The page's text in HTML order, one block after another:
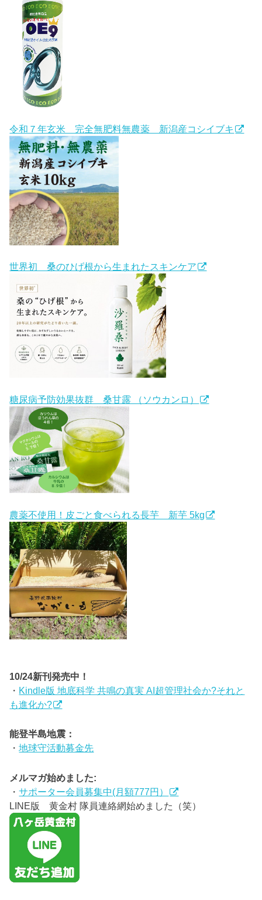
令和７年玄米 完全無肥料無農薬 新潟産コシイブキ
世界初 桑のひげ根から生まれたスキンケア
糖尿病予防効果抜群 桑甘露 （ソウカンロ）
農薬不使用！皮ごと食べられる長芋 新芋 5kg
10/24新刊発売中！
・ Kindle版 地底科学 共鳴の真実 AI超管理社会か?それと
も進化か?
能登半島地震：
・地球守活動募金先
メルマガ始めました:
・サポーター会員募集中(月額777円）
LINE版 黄金村 隊員連絡網始めました（笑）